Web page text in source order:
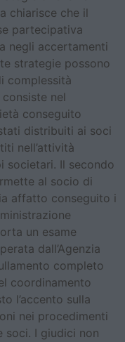
chiarisce che il
partecipativa
negli accertamenti
strategie possono
complessità
nel
conseguito
distribuiti ai soci
nell’attività
societari. Il secondo
al socio di
affatto conseguito i
un esame
dall’Agenzia
completo
coordinamento
l’accento sulla
nei procedimenti
soci. I giudici non